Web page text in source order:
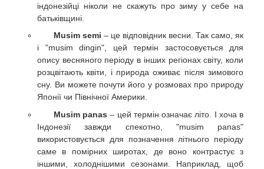
індонезійці ніколи не скажуть про зиму у себе на
батьківщині.
Musim semi – це відповідник весни. Так само, як
і "musim dingin", цей термін застосовується для
опису весняного періоду в інших регіонах світу, коли
розцвітають квіти, і природа оживає після зимового
сну. Ви можете почути його у розмовах про природу
Японії чи Північної Америки.
Musim panas – цей термін означає літо. І хоча в
Індонезії завжди спекотно, "musim panas"
використовується для позначення літнього періоду
саме в помірних широтах, де воно контрастує з
іншими, холоднішими сезонами. Наприклад, щоб